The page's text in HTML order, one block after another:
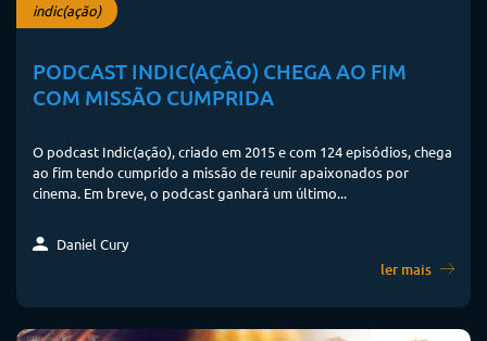
indic(ação)
PODCAST INDIC(AÇÃO) CHEGA AO FIM
COM MISSÃO CUMPRIDA
O podcast Indic(ação), criado em 2015 e com 124 episódios, chega
ao fim tendo cumprido a missão de reunir apaixonados por
cinema. Em breve, o podcast ganhará um último...
Daniel Cury
ler mais